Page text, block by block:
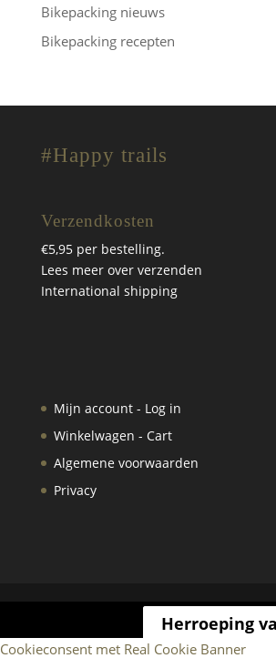
Bikepacking nieuws
Bikepacking recepten
#Happy trails
Verzendkosten
€5,95 per bestelling.
Lees meer over verzenden
International shipping
Mijn account - Log in
Winkelwagen - Cart
Algemene voorwaarden
Privacy
Herroeping
Cookieconsent met Real Cookie Banner